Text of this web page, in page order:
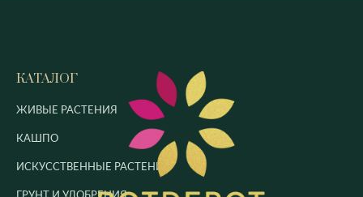
КАТАЛОГ
ЖИВЫЕ РАСТЕНИЯ
КАШПО
ИСКУССТВЕННЫЕ РАСТЕНИЯ